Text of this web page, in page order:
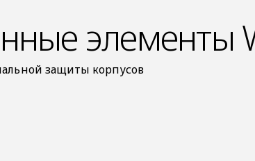
элементы
защиты корпусов